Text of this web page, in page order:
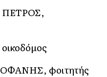
φοιτητής